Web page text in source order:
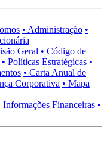
• Administração •
Geral • Código de
• Políticas Estratégicas •
• Carta Anual de
Corporativa • Mapa
Informações Financeiras •